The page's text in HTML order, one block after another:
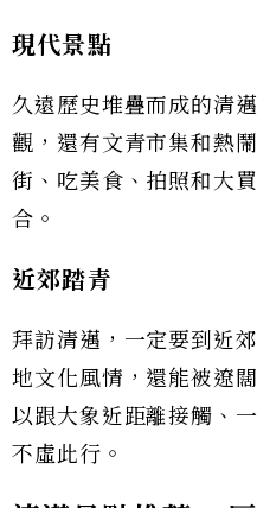
現代景點
久遠歷史堆疊而成的清
觀，還有文青市集和熱
街、吃美食、拍照和大
合。
近郊踏青
拜訪清邁，一定要到近
地文化風情，還能被遼
以跟大象近距離接觸、
不虛此行。